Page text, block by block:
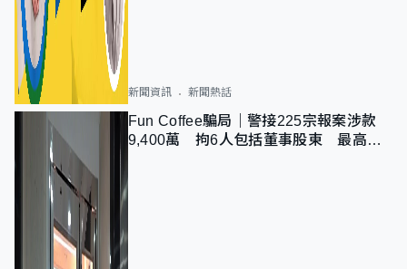
新聞資訊 新聞熱話
Fun Coffee騙局｜警接225宗報案涉款
9,400萬 拘6人包括董事股東 最高金